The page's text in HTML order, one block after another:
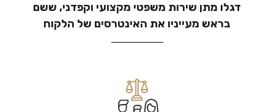
דגלו מתן שירות משפטי מקצועי וקפדני, ששם
בראש מעייניו את האינטרסים של הלקוח